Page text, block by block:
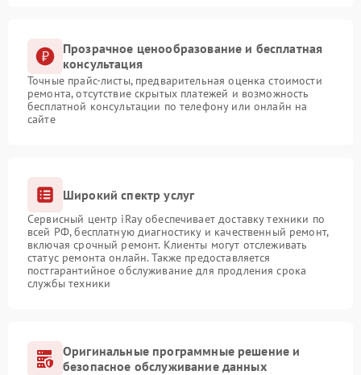
Прозрачное ценообразование и бесплатная
консультация
Точные прайс-листы, предварительная оценка стоимости
ремонта, отсутствие скрытых платежей и возможность
бесплатной консультации по телефону или онлайн на
сайте
Широкий спектр услуг
Сервисный центр iRay обеспечивает доставку техники по
всей РФ, бесплатную диагностику и качественный ремонт,
включая срочный ремонт. Клиенты могут отслеживать
статус ремонта онлайн. Также предоставляется
постгарантийное обслуживание для продления срока
службы техники
Оригинальные программные решение и
безопасное обслуживание данных